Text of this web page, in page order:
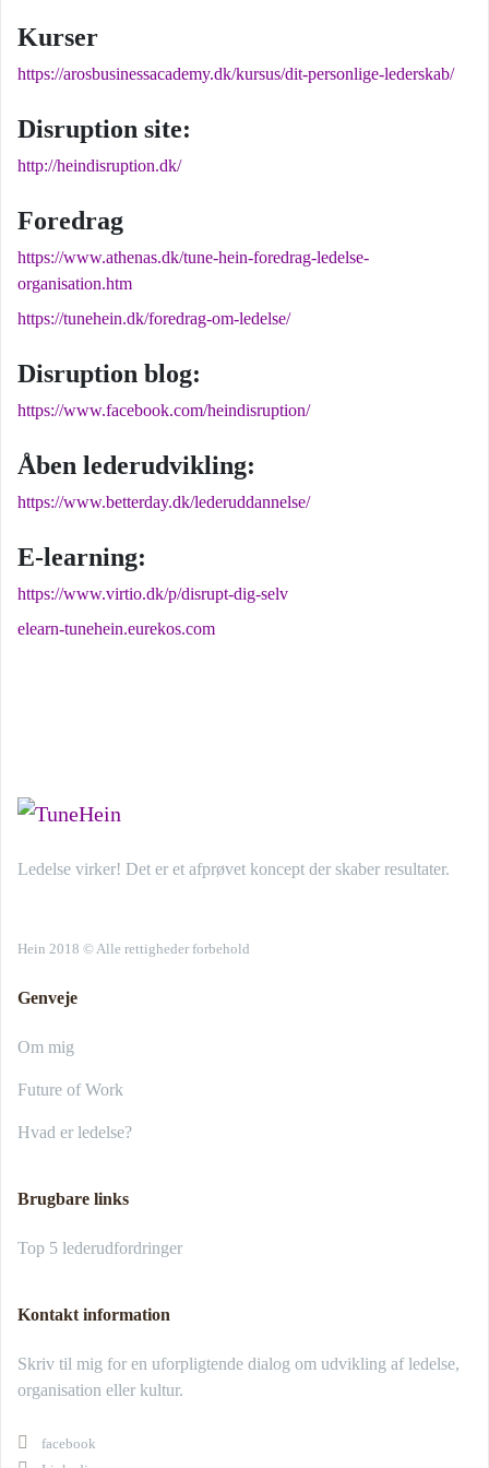
Kurser
https://arosbusinessacademy.dk/kursus/dit-personlige-lederskab/
Disruption site:
http://heindisruption.dk/
Foredrag
https://www.athenas.dk/tune-hein-foredrag-ledelse-
organisation.htm
https://tunehein.dk/foredrag-om-ledelse/
Disruption blog:
https://www.facebook.com/heindisruption/
Åben lederudvikling:
https://www.betterday.dk/lederuddannelse/
E-learning:
https://www.virtio.dk/p/disrupt-dig-selv
elearn-tunehein.eurekos.com
Ledelse virker! Det er et afprøvet koncept der skaber resultater.
Hein 2018 © Alle rettigheder forbehold
Genveje
Om mig
Future of Work
Hvad er ledelse?
Brugbare links
Top 5 lederudfordringer
Kontakt information
Skriv til mig for en uforpligtende dialog om udvikling af ledelse,
organisation eller kultur.
facebook